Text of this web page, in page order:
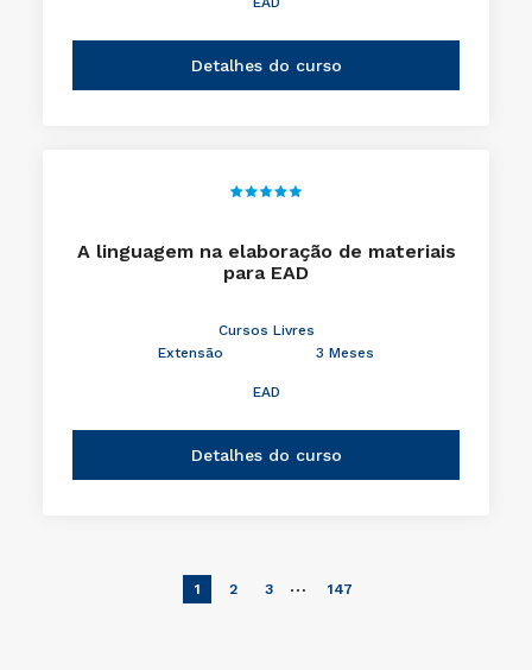
Detalhes do curso
A linguagem na elaboração de materiais
para EAD
Cursos Livres
Extensão
3 Meses
EAD
Detalhes do curso
1 2 3 … 147